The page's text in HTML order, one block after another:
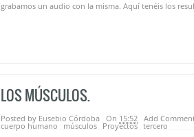
grabamos un audio con la misma. Aquí tenéis los
LOS MÚSCULOS.
Posted by Eusebio Córdoba On 15:52 Add
cuerpo humano músculos Proyectos tercero